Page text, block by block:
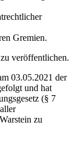
Gremien.
veröffentlichen.
03.05.2021 der
und hat
(§ 7
zu